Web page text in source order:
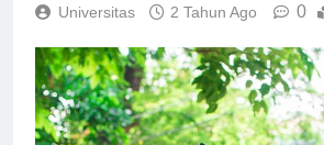
Universitas 2 Tahun Ago 0